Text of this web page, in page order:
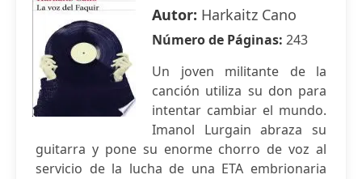
Autor: Harkaitz Cano
Número de Páginas: 243
Un joven militante de la
canción utiliza su don para
intentar cambiar el mundo.
Imanol Lurgain abraza su
guitarra y pone su enorme chorro de voz al
servicio de la lucha de una ETA embrionaria